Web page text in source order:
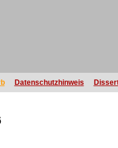
Datenschutzhinweis